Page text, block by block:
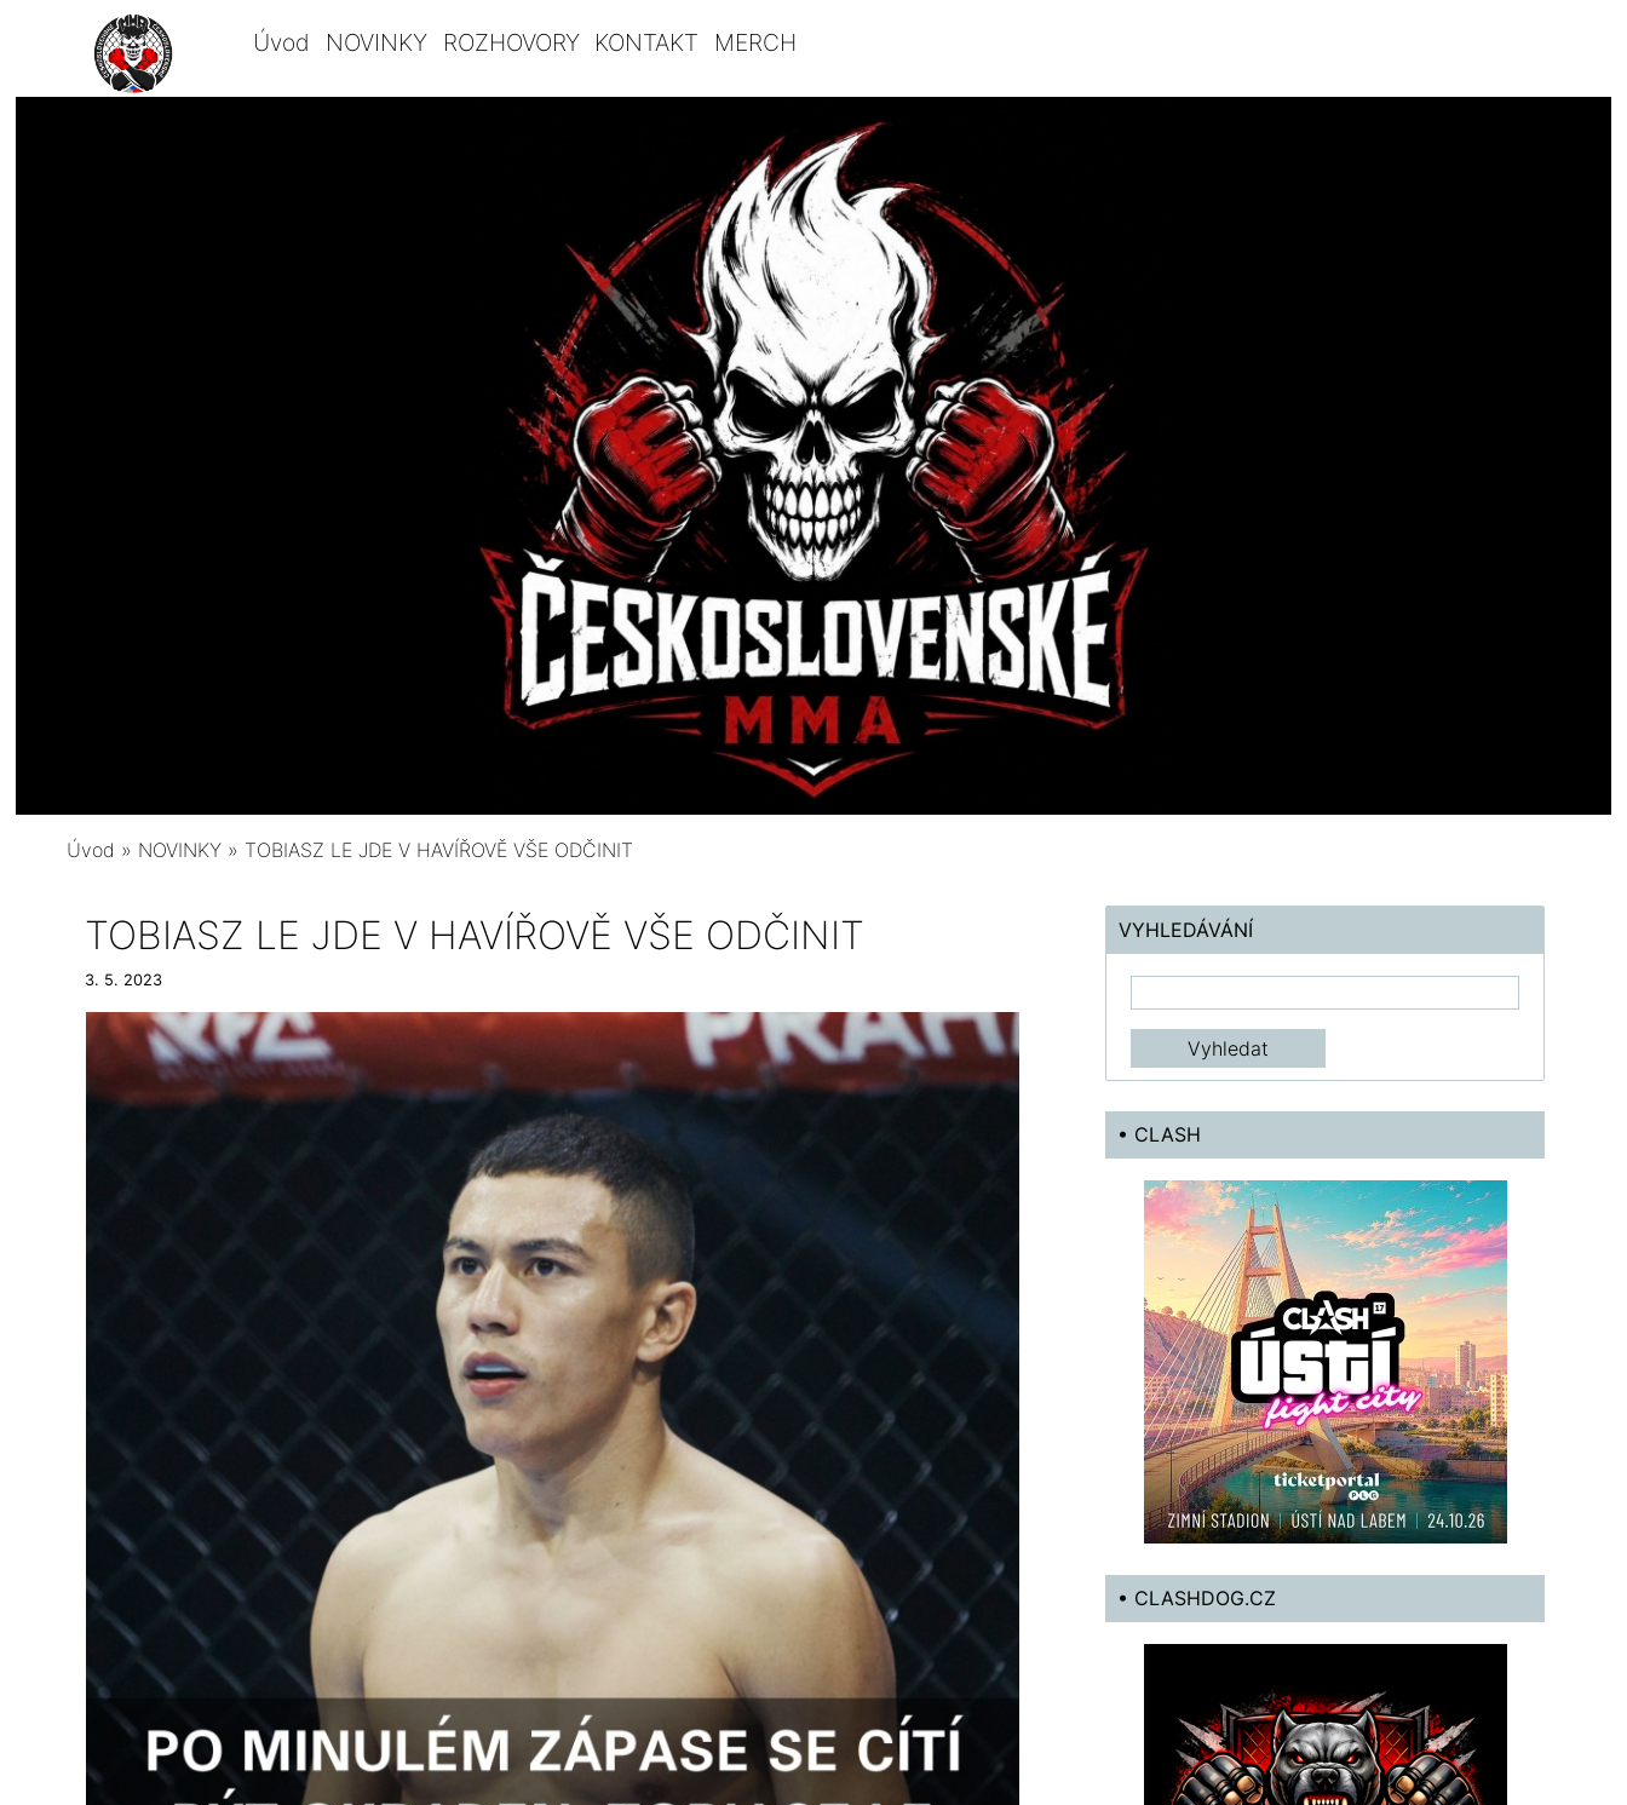
Úvod NOVINKY ROZHOVORY KONTAKT MERCH
Úvod » NOVINKY » TOBIASZ LE JDE V HAVÍŘOVĚ VŠE ODČINIT
TOBIASZ LE JDE V HAVÍŘOVĚ VŠE ODČINIT
3. 5. 2023
VYHLEDÁVÁNÍ
• CLASH
• CLASHDOG.CZ